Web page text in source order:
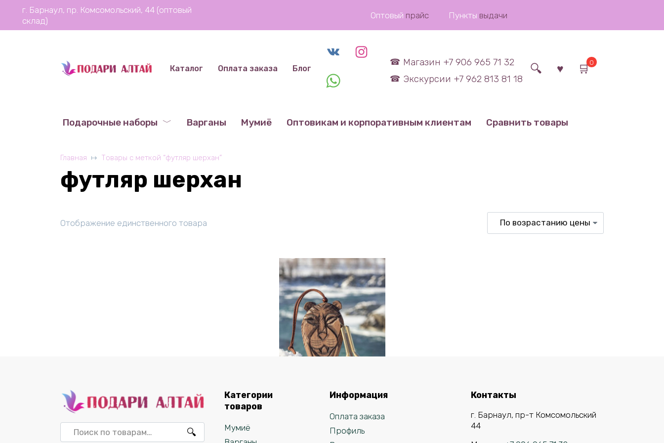
Перейти
содержанию
г. Барнаул, пр. Комсомольский, 44 (оптовый
склад)
Оптовый прайс Пункты выдачи
Каталог Оплата заказа Блог
Магазин +7 906 965 71 32
Экскурсии +7 962 813 81 18
0
Подарочные наборы Варганы Мумиё Оптовикам и корпоративным клиентам Сравнить товары
Главная Товары с меткой “футляр шерхан”
футляр шерхан
Отображение единственного товара
В корзину
Варган Поткина
Павла в футляре
Искать:
Категории
товаров
Мумиё
Информация
Оплата заказа
Профиль
Контакты
г. Барнаул, пр-т Комсомольский
44